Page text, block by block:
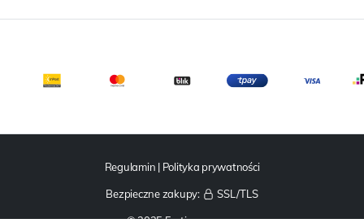
Regulamin | Polityka prywatności
Bezpieczne zakupy: SSL/TLS